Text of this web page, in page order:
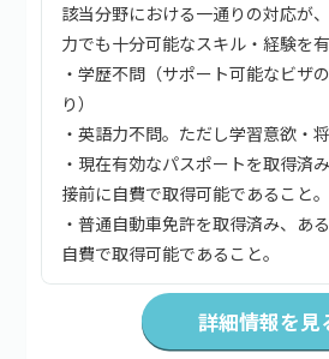
該当分野における一通りの対応が
力でも十分可能なスキル・経験を有
・学歴不問（サポート可能なビザ
り）
・英語力不問。ただし学習意欲・
・現在有効なパスポートを取得済
接前に自費で取得可能であること。
・普通自動車免許を取得済み、あ
自費で取得可能であること。
詳細情報を見